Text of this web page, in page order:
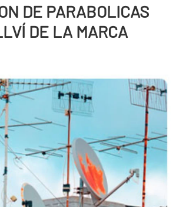
DE PARABOLICAS
DE LA MARCA